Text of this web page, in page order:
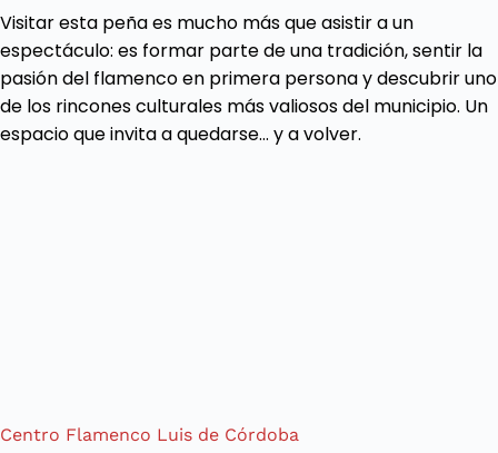
Visitar esta peña es mucho más que asistir a un
espectáculo: es formar parte de una tradición, sentir la
pasión del flamenco en primera persona y descubrir uno
de los rincones culturales más valiosos del municipio. Un
espacio que invita a quedarse… y a volver.
Centro Flamenco Luis de Córdoba